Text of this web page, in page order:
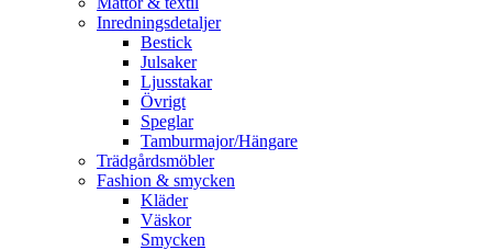
Inredningsdetaljer
Bestick
Julsaker
Ljusstakar
Övrigt
Speglar
Tamburmajor/Hängare
Trädgårdsmöbler
Fashion & smycken
Kläder
Väskor
Smycken